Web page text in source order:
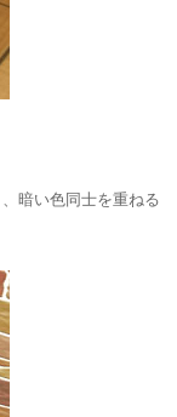
暗い色同士を重ねる